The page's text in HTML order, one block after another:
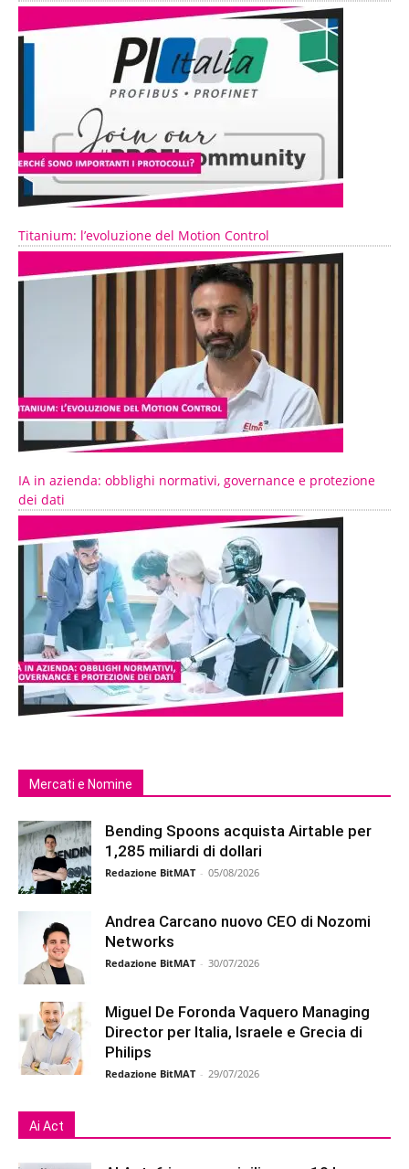
Titanium: l’evoluzione del Motion Control
IA in azienda: obblighi normativi, governance e protezione
dei dati
Mercati e Nomine
Bending Spoons acquista Airtable per
1,285 miliardi di dollari
Redazione BitMAT - 05/08/2026
Andrea Carcano nuovo CEO di Nozomi
Networks
Redazione BitMAT - 30/07/2026
Miguel De Foronda Vaquero Managing
Director per Italia, Israele e Grecia di
Philips
Redazione BitMAT - 29/07/2026
Ai Act